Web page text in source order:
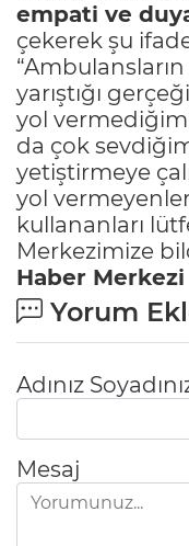
empati ve
çekerek şu
“Ambulansların
yarıştığı
yol
da çok
yetiştirmeye
yol
kullananları
Merkezimize
Haber Merkezi
Yorum
Adınız
Mesaj